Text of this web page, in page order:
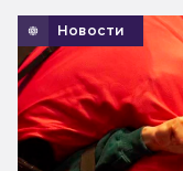
Новости